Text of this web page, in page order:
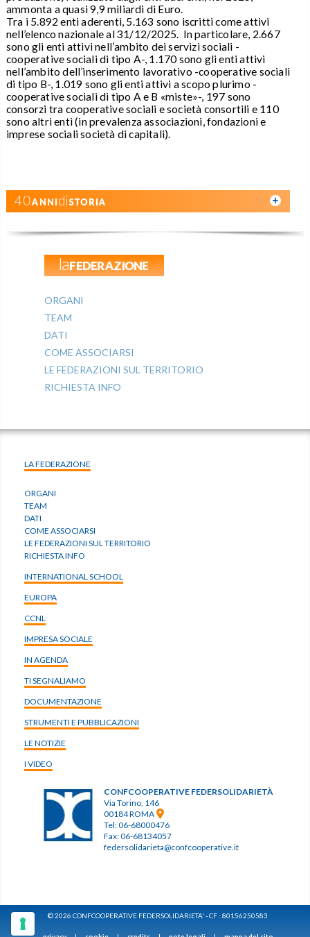
ammonta a quasi 9,9 miliardi di Euro.
Tra i 5.892 enti aderenti, 5.163 sono iscritti come attivi
nell’elenco nazionale al 31/12/2025. In particolare, 2.667
sono gli enti attivi nell’ambito dei servizi sociali -
cooperative sociali di tipo A-, 1.170 sono gli enti attivi
nell’ambito dell’inserimento lavorativo -cooperative sociali
di tipo B-, 1.019 sono gli enti attivi a scopo plurimo -
cooperative sociali di tipo A e B «miste»-, 197 sono
consorzi tra cooperative sociali e società consortili e 110
sono altri enti (in prevalenza associazioni, fondazioni e
imprese sociali società di capitali).
40ANNIdiSTORIA
laFEDERAZIONE
ORGANI
TEAM
DATI
COME ASSOCIARSI
LE FEDERAZIONI SUL TERRITORIO
RICHIESTA INFO
LA FEDERAZIONE
ORGANI
TEAM
DATI
COME ASSOCIARSI
LE FEDERAZIONI SUL TERRITORIO
RICHIESTA INFO
INTERNATIONAL SCHOOL
EUROPA
CCNL
IMPRESA SOCIALE
IN AGENDA
TI SEGNALIAMO
DOCUMENTAZIONE
STRUMENTI E PUBBLICAZIONI
LE NOTIZIE
I VIDEO
CONFCOOPERATIVE FEDERSOLIDARIETÀ
Via Torino, 146
00184 ROMA
Tel: 06-68000476
Fax: 06-68134057
federsolidarieta@confcooperative.it
© 2026 CONFCOOPERATIVE FEDERSOLIDARIETA' - CF : 80156250583